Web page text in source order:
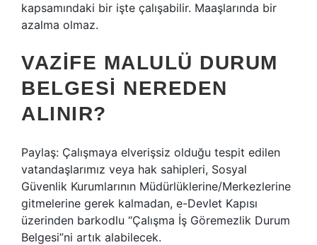
kapsamındaki bir işte çalışabilir. Maaşlarında bir
azalma olmaz.
VAZIFE MALULÜ DURUM
BELGESI NEREDEN
ALINIR?
Paylaş: Çalışmaya elverişsiz olduğu tespit edilen
vatandaşlarımız veya hak sahipleri, Sosyal
Güvenlik Kurumlarının Müdürlüklerine/Merkezlerine
gitmelerine gerek kalmadan, e-Devlet Kapısı
üzerinden barkodlu “Çalışma İş Göremezlik Durum
Belgesi”ni artık alabilecek.